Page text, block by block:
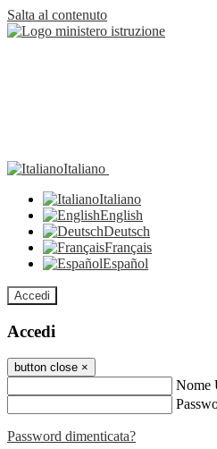
Salta al contenuto
Italiano
Italiano
English
Deutsch
Français
Español
Accedi
Accedi
button close ×
Nome
Password dimenticata?